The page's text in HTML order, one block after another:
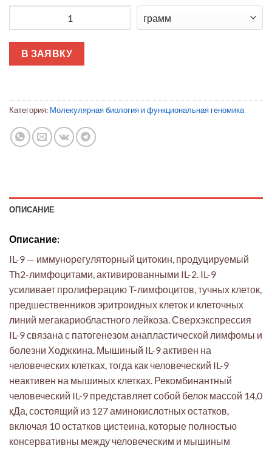
В ЗАЯВКУ
Категория: Молекулярная биология и функциональная геномика
ОПИСАНИЕ
Описание:
IL-9 — иммунорегуляторный цитокин, продуцируемый
Th2-лимфоцитами, активированными IL-2. IL-9
усиливает пролиферацию T-лимфоцитов, тучных клеток,
предшественников эритроидных клеток и клеточных
линий мегакариобластного лейкоза. Сверхэкспрессия
IL-9 связана с патогенезом анапластической лимфомы и
болезни Ходжкина. Мышиный IL-9 активен на
человеческих клетках, тогда как человеческий IL-9
неактивен на мышиных клетках. Рекомбинантный
человеческий IL-9 представляет собой белок массой 14,0
кДа, состоящий из 127 аминокислотных остатков,
включая 10 остатков цистеина, которые полностью
консервативны между человеческим и мышиным